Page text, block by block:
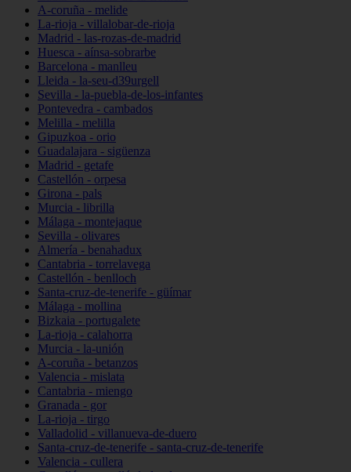
A-coruña - melide
La-rioja - villalobar-de-rioja
Madrid - las-rozas-de-madrid
Huesca - aínsa-sobrarbe
Barcelona - manlleu
Lleida - la-seu-d39urgell
Sevilla - la-puebla-de-los-infantes
Pontevedra - cambados
Melilla - melilla
Gipuzkoa - orio
Guadalajara - sigüenza
Madrid - getafe
Castellón - orpesa
Girona - pals
Murcia - librilla
Málaga - montejaque
Sevilla - olivares
Almería - benahadux
Cantabria - torrelavega
Castellón - benlloch
Santa-cruz-de-tenerife - güímar
Málaga - mollina
Bizkaia - portugalete
La-rioja - calahorra
Murcia - la-unión
A-coruña - betanzos
Valencia - mislata
Cantabria - miengo
Granada - gor
La-rioja - tirgo
Valladolid - villanueva-de-duero
Santa-cruz-de-tenerife - santa-cruz-de-tenerife
Valencia - cullera